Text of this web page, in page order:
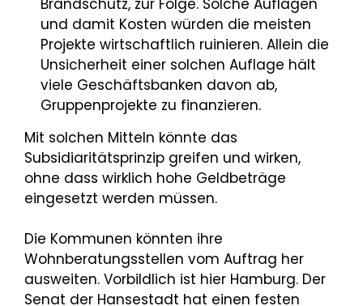
Brandschutz, zur Folge. Solche Auflagen
und damit Kosten würden die meisten
Projekte wirtschaftlich ruinieren. Allein die
Unsicherheit einer solchen Auflage hält
viele Geschäftsbanken davon ab,
Gruppenprojekte zu finanzieren.
Mit solchen Mitteln könnte das
Subsidiaritätsprinzip greifen und wirken,
ohne dass wirklich hohe Geldbeträge
eingesetzt werden müssen.
Die Kommunen könnten ihre
Wohnberatungsstellen vom Auftrag her
ausweiten. Vorbildlich ist hier Hamburg. Der
Senat der Hansestadt hat einen festen